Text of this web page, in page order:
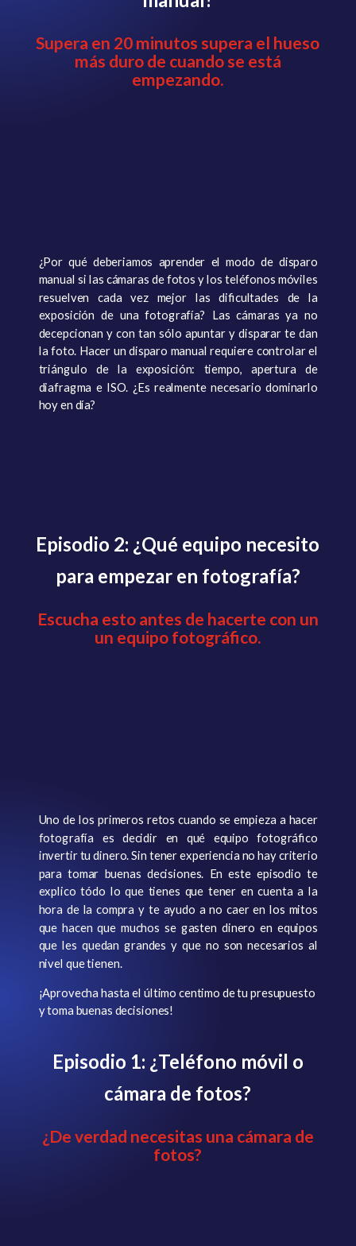
Supera en 20 minutos supera el hueso
más duro de cuando se está
empezando.
¿Por qué deberiamos aprender el modo de disparo
manual si las cámaras de fotos y los teléfonos móviles
resuelven cada vez mejor las dificultades de la
exposición de una fotografía? Las cámaras ya no
decepcionan y con tan sólo apuntar y disparar te dan
la foto. Hacer un disparo manual requiere controlar el
triángulo de la exposición: tiempo, apertura de
diafragma e ISO. ¿Es realmente necesario dominarlo
hoy en día?
Episodio 2: ¿Qué equipo necesito
para empezar en fotografía?
Escucha esto antes de hacerte con un
un equipo fotográfico.
Uno de los primeros retos cuando se empieza a hacer
fotografía es decidir en qué equipo fotográfico
invertir tu dinero. Sin tener experiencia no hay criterio
para tomar buenas decisiones. En este episodio te
explico tódo lo que tienes que tener en cuenta a la
hora de la compra y te ayudo a no caer en los mitos
que hacen que muchos se gasten dinero en equipos
que les quedan grandes y que no son necesarios al
nivel que tienen.
¡Aprovecha hasta el último centimo de tu presupuesto
y toma buenas decisiones!
Episodio 1: ¿Teléfono móvil o
cámara de fotos?
¿De verdad necesitas una cámara de
fotos?